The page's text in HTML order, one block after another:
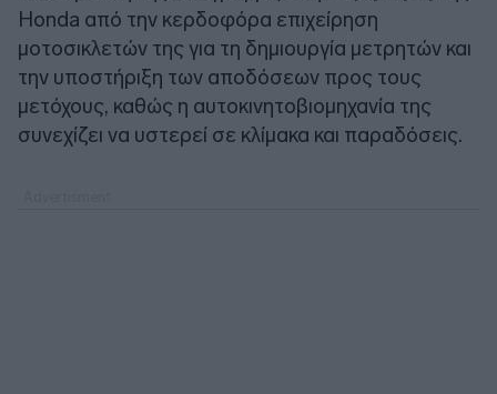
Honda από την κερδοφόρα επιχείρηση
μοτοσικλετών της για τη δημιουργία μετρητών και
την υποστήριξη των αποδόσεων προς τους
μετόχους, καθώς η αυτοκινητοβιομηχανία της
συνεχίζει να υστερεί σε κλίμακα και παραδόσεις.